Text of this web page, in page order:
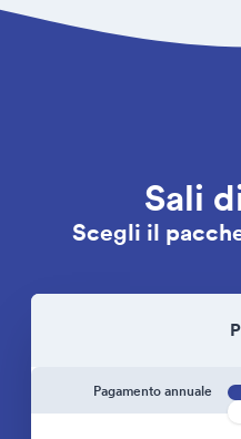
Sali
Scegli il
Pagamento annuale